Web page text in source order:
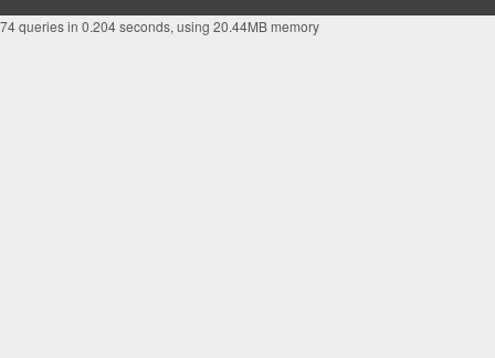
74 queries in 0.204 seconds, using 20.44MB memory